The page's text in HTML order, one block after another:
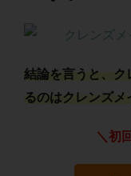
結論を言うと、ク
るのはクレンズメ
＼初